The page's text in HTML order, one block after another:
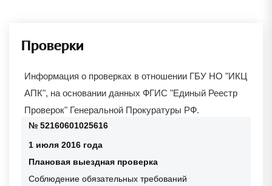
Проверки
Информация о проверках в отношении ГБУ НО "ИКЦ
АПК", на основании данных ФГИС "Единый Реестр
Проверок" Генеральной Прокуратуры РФ.
№ 52160601025616
1 июля 2016 года
Плановая выездная проверка
Соблюдение обязательных требований